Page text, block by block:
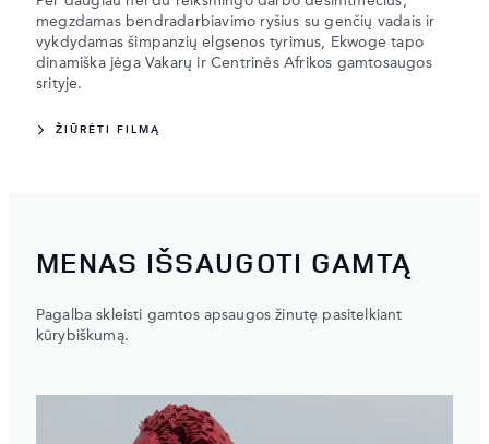
megzdamas bendradarbiavimo ryšius su genčių vadais ir
vykdydamas šimpanzių elgsenos tyrimus, Ekwoge tapo
dinamiška jėga Vakarų ir Centrinės Afrikos gamtosaugos
srityje.
ŽIŪRĖTI FILMĄ
MENAS IŠSAUGOTI GAMTĄ
Pagalba skleisti gamtos apsaugos žinutę pasitelkiant
kūrybiškumą.